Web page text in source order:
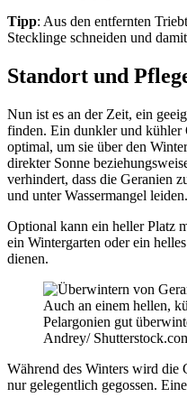
Tipp: Aus den entfernten
Stecklinge schneiden und
Standort und
Nun ist es an der Zeit, ein
finden. Ein dunkler und
optimal, um sie über den
direkter Sonne
verhindert, dass die Geranien
und unter Wassermangel leiden.
Optional kann ein heller Platz
ein Wintergarten oder ein
dienen.
Auch an einem hellen,
Pelargonien gut
Andrey/
Während des Winters wird die
nur gelegentlich gegossen.